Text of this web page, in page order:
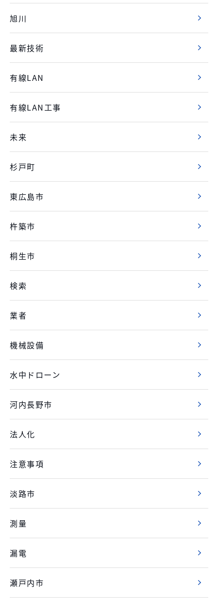
旭川
最新技術
有線LAN
有線LAN工事
未来
杉戸町
東広島市
杵築市
桐生市
検索
業者
機械設備
水中ドローン
河内長野市
法人化
注意事項
淡路市
測量
漏電
瀬戸内市